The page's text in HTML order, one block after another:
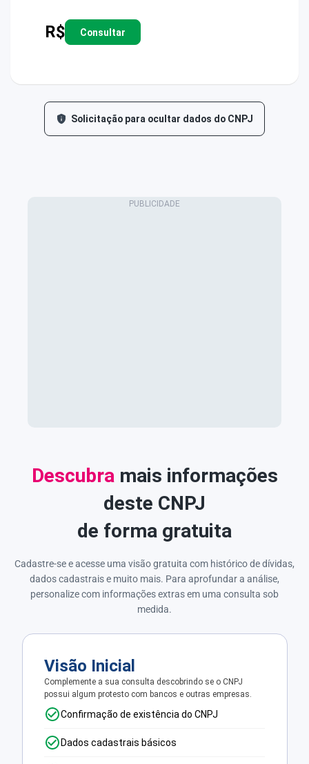
R$ Consultar
Solicitação para ocultar dados do CNPJ
Descubramais informações
deste CNPJ
de forma gratuita
Cadastre-se e acesse uma visão gratuita com histórico de dívidas,
dados cadastrais e muito mais. Para aprofundar a análise,
personalize com informações extras em uma consulta sob
medida.
Visão Inicial
Complemente a sua consulta descobrindo se o CNPJ
possui algum protesto com bancos e outras empresas.
Confirmação de existência do CNPJ
Dados cadastrais básicos